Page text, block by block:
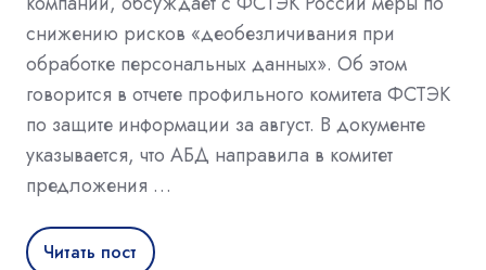
снижению рисков «деобезличивания при
обработке персональных данных». Об этом
говорится в отчете профильного комитета ФСТЭК
по защите информации за август. В документе
указывается, что АБД направила в комитет
предложения …
Читать пост